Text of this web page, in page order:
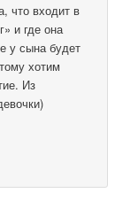
что входит в
и где она
у сына будет
хотим
Из